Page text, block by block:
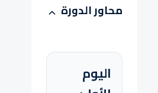
محاور الدورة
اليوم